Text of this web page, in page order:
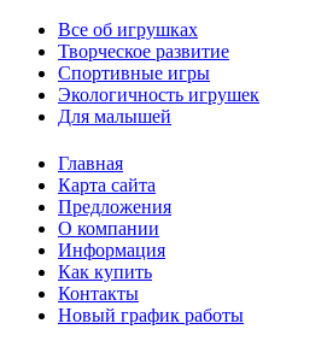
Все об игрушках
Творческое развитие
Спортивные игры
Экологичность игрушек
Для малышей
Главная
Карта сайта
Предложения
О компании
Информация
Как купить
Контакты
Новый график работы